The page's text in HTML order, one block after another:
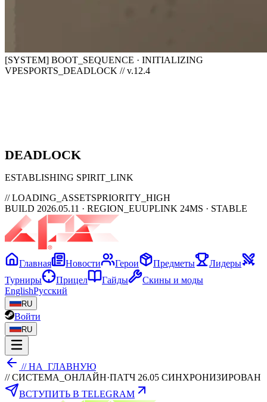
[SYSTEM] BOOT_SEQUENCE · INITIALIZING
VPESPORTS_DEADLOCK // v.12.4
DEADLOCK
ESTABLISHING SPIRIT_LINK
// LOADING_ASSETSPRIORITY_HIGH
BUILD 2026.05.11 · REGION_EUUPLINK 24MS · STABLE
Главная Новости Герои Предметы
Лидеры
Турниры
Прицел Гайды
Скины и моды
EnglishРусский
RU
Войти
RU
// НА_ГЛАВНУЮ
// СИСТЕМА_ОНЛАЙН·ПАТЧ 26.05 СИНХРОНИЗИРОВАН
ВСТУПИТЬ В TELEGRAM